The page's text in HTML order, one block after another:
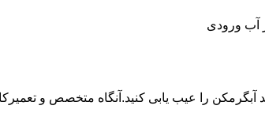
آب ورودی
را عیب یابی کنید.آنگاه متخصص و